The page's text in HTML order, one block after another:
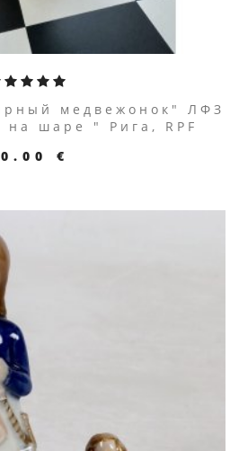
К ТОВАРУ
медвежонок" ЛФЗ
шаре " Рига, RPF
€